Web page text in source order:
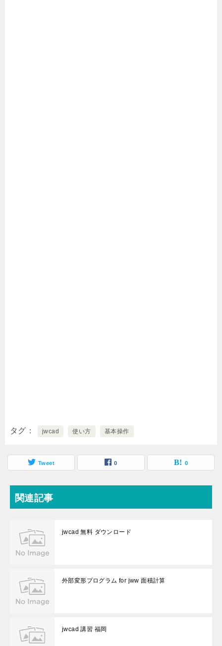
タグ jwcad 使い方 基本操作
Tweet 0 0
関連記事
jwcad 無料 ダウンロード
外部変形プログラム for jww 面積計算
jwcad 講習 福岡